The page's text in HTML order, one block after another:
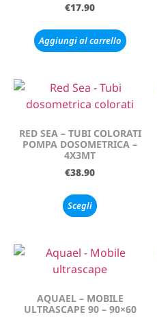
€17.90
Aggiungi al carrello
RED SEA – TUBI COLORATI
POMPA DOSOMETRICA –
4X3MT
€38.90
Scegli
AQUAEL – MOBILE
ULTRASCAPE 90 – 90×60